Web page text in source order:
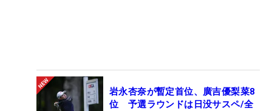
岩永杏奈が暫定首位、廣吉優梨菜8
位 予選ラウンドは日没サスペ/全